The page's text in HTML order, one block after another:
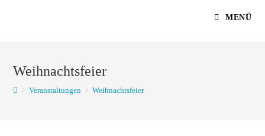
MENÜ
Weihnachtsfeier
> Veranstaltungen > Weihnachtsfeier